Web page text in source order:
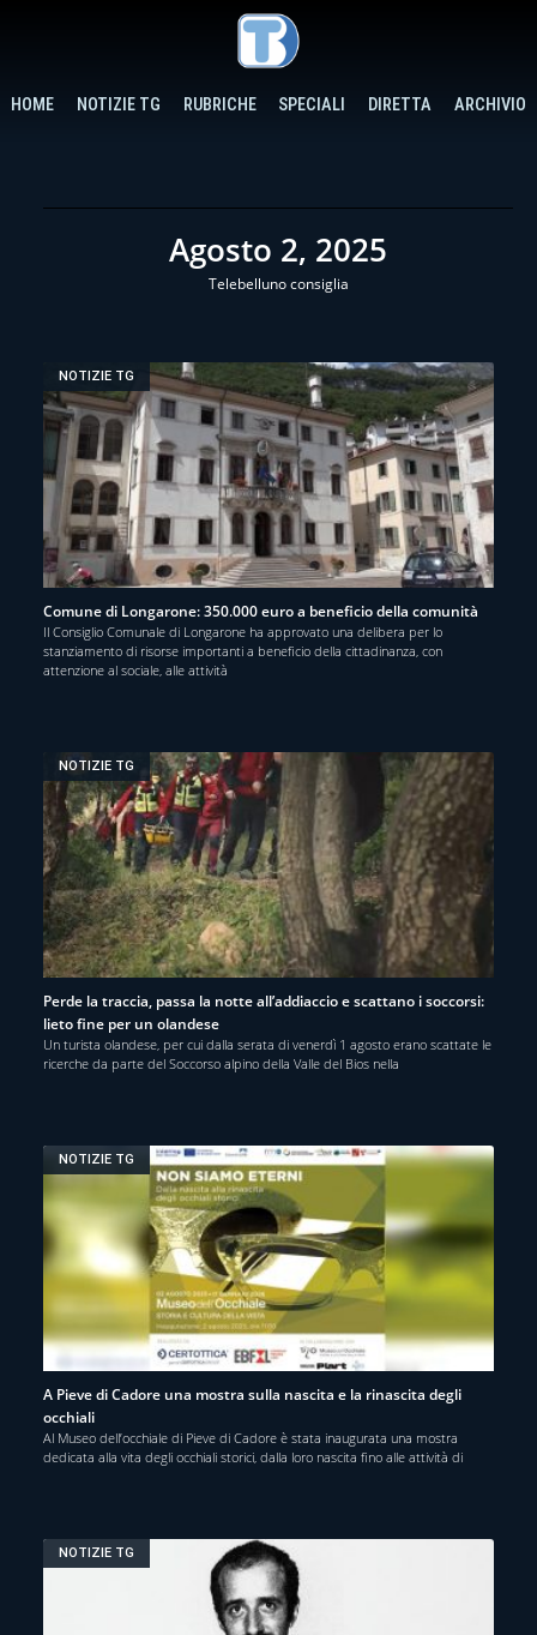
HOME NOTIZIE TG RUBRICHE SPECIALI DIRETTA ARCHIVIO
Agosto 2, 2025
Telebelluno consiglia
NOTIZIE TG
Comune di Longarone: 350.000 euro a beneficio della comunità
Il Consiglio Comunale di Longarone ha approvato una delibera per lo
stanziamento di risorse importanti a beneficio della cittadinanza, con
attenzione al sociale, alle attività
NOTIZIE TG
Perde la traccia, passa la notte all’addiaccio e scattano i soccorsi:
lieto fine per un olandese
Un turista olandese, per cui dalla serata di venerdì 1 agosto erano scattate le
ricerche da parte del Soccorso alpino della Valle del Bios nella
NOTIZIE TG
A Pieve di Cadore una mostra sulla nascita e la rinascita degli
occhiali
Al Museo dell’occhiale di Pieve di Cadore è stata inaugurata una mostra
dedicata alla vita degli occhiali storici, dalla loro nascita fino alle attività di
NOTIZIE TG